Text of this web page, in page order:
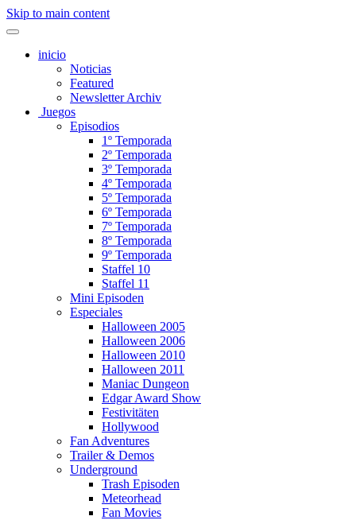
Skip to main content
inicio
Noticias
Featured
Newsletter Archiv
Juegos
Episodios
1º Temporada
2º Temporada
3º Temporada
4º Temporada
5º Temporada
6º Temporada
7º Temporada
8º Temporada
9º Temporada
Staffel 10
Staffel 11
Mini Episoden
Especiales
Halloween 2005
Halloween 2006
Halloween 2010
Halloween 2011
Maniac Dungeon
Edgar Award Show
Festivitäten
Hollywood
Fan Adventures
Trailer & Demos
Underground
Trash Episoden
Meteorhead
Fan Movies